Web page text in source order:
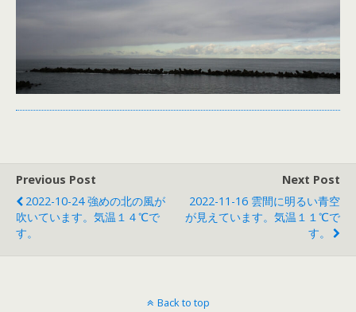
Previous Post
2022-10-24 強めの北の風が
吹いています。気温１４℃で
す。
Next Post
2022-11-16 雲間に明るい青空
が見えています。気温１１℃で
す。
Back to top